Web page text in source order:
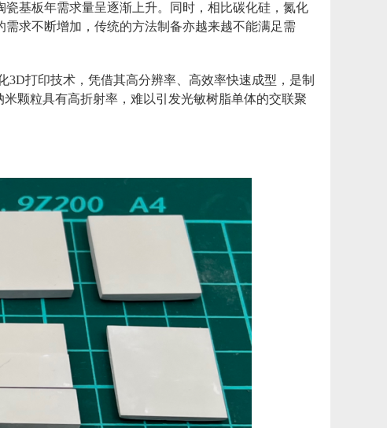
基板年需求量呈逐渐上升。同时，相比碳化硅，氮化
求不断增加，传统的方法制备亦越来越不能满足需
打印技术，凭借其高分辨率、高效率快速成型，是制
颗粒具有高折射率，难以引发光敏树脂单体的交联聚